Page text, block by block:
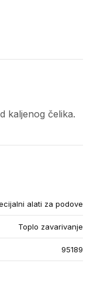
kaljenog čelika.
alati za podove
Toplo zavarivanje
95189